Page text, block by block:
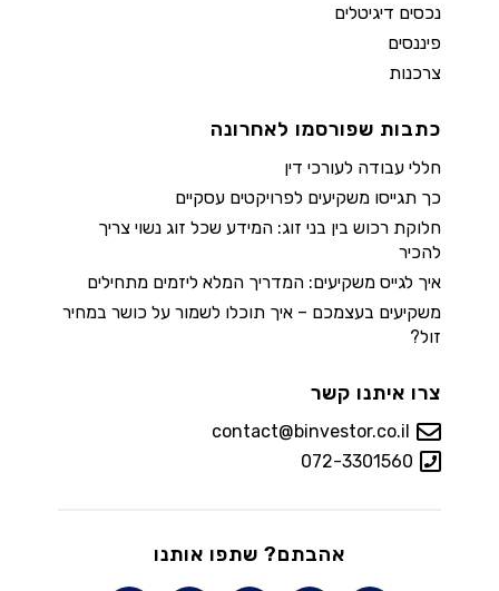
נכסים דיגיטלים
פיננסים
צרכנות
כתבות שפורסמו לאחרונה
חללי עבודה לעורכי דין
כך תגייסו משקיעים לפרויקטים עסקיים
חלוקת רכוש בין בני זוג: המידע שכל זוג נשוי צריך
להכיר
איך לגייס משקיעים: המדריך המלא ליזמים מתחילים
משקיעים בעצמכם – איך תוכלו לשמור על כושר במחיר
זול?
צרו איתנו קשר
contact@binvestor.co.il
072-3301560
אהבתם? שתפו אותנו